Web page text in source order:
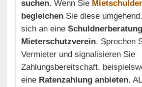
suchen. Wenn Sie
begleichen Sie diese
sich an eine Schuldnerberatung
Mieterschutzverein. Sprechen
Vermieter und signalisieren Sie
Zahlungsbereitschaft,
eine Ratenzahlung anbieten.